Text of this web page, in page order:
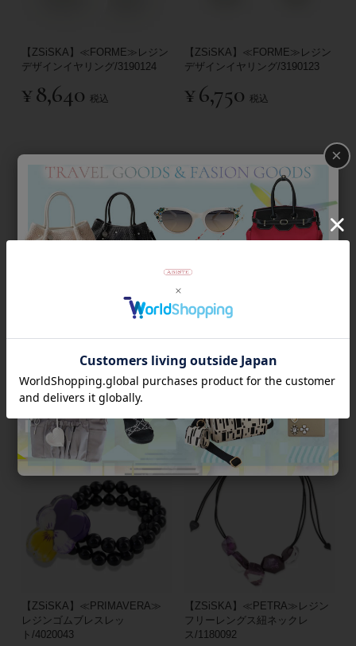
【ZSiSKA】≪FORME≫レジン
デザインイヤリング/3190124
¥8,640 税込
【ZSiSKA】≪FORME≫レジン
デザインイヤリング/3190123
¥6,750 税込
【ZSiSKA】≪TERRA≫レジン
ボールフックピアス/3150237**
6,480 税込
【ZSiSKA】≪BOSA≫レジンフ
リーレングス紐ネックレ
¥6,750 税込
【ZSiSKA】≪PRIMAVERA≫
レジンゴムブレスレッ
ト/4020043
【ZSiSKA】≪PETRA≫レジン
フリーレングス紐ネックレ
ス/1180092
×